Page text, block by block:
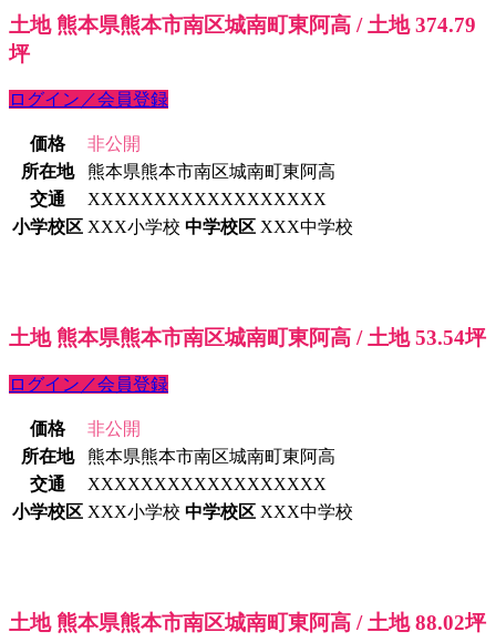
土地 熊本県熊本市南区城南町東阿高 / 土地 374.79
坪
ログイン／会員登録
価格
非公開
所在地
熊本県熊本市南区城南町東阿高
交通
XXXXXXXXXXXXXXXXXX
小学校区 XXX小学校 中学校区 XXX中学校
土地 熊本県熊本市南区城南町東阿高 / 土地 53.54坪
ログイン／会員登録
価格
非公開
所在地
熊本県熊本市南区城南町東阿高
交通
XXXXXXXXXXXXXXXXXX
小学校区 XXX小学校 中学校区 XXX中学校
土地 熊本県熊本市南区城南町東阿高 / 土地 88.02坪